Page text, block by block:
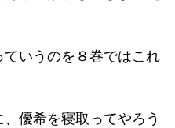
いうのを８巻ではこれ
優希を寝取ってやろう